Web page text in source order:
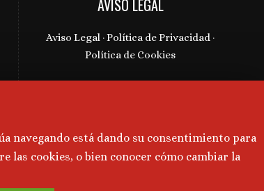
AVISO LEGAL
Aviso Legal ·Política de Privacidad ·
Política de Cookies
navegando está dando su consentimiento para
las cookies, o bien conocer cómo cambiar la